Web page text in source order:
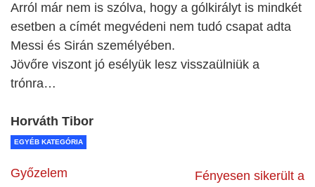
Arról már nem is szólva, hogy a gólkirályt is mindkét
esetben a címét megvédeni nem tudó csapat adta
Messi és Sirán személyében.
Jövőre viszont jó esélyük lesz visszaülniük a
trónra…
Horváth Tibor
EGYÉB KATEGÓRIA
Győzelem
Fényesen sikerült a